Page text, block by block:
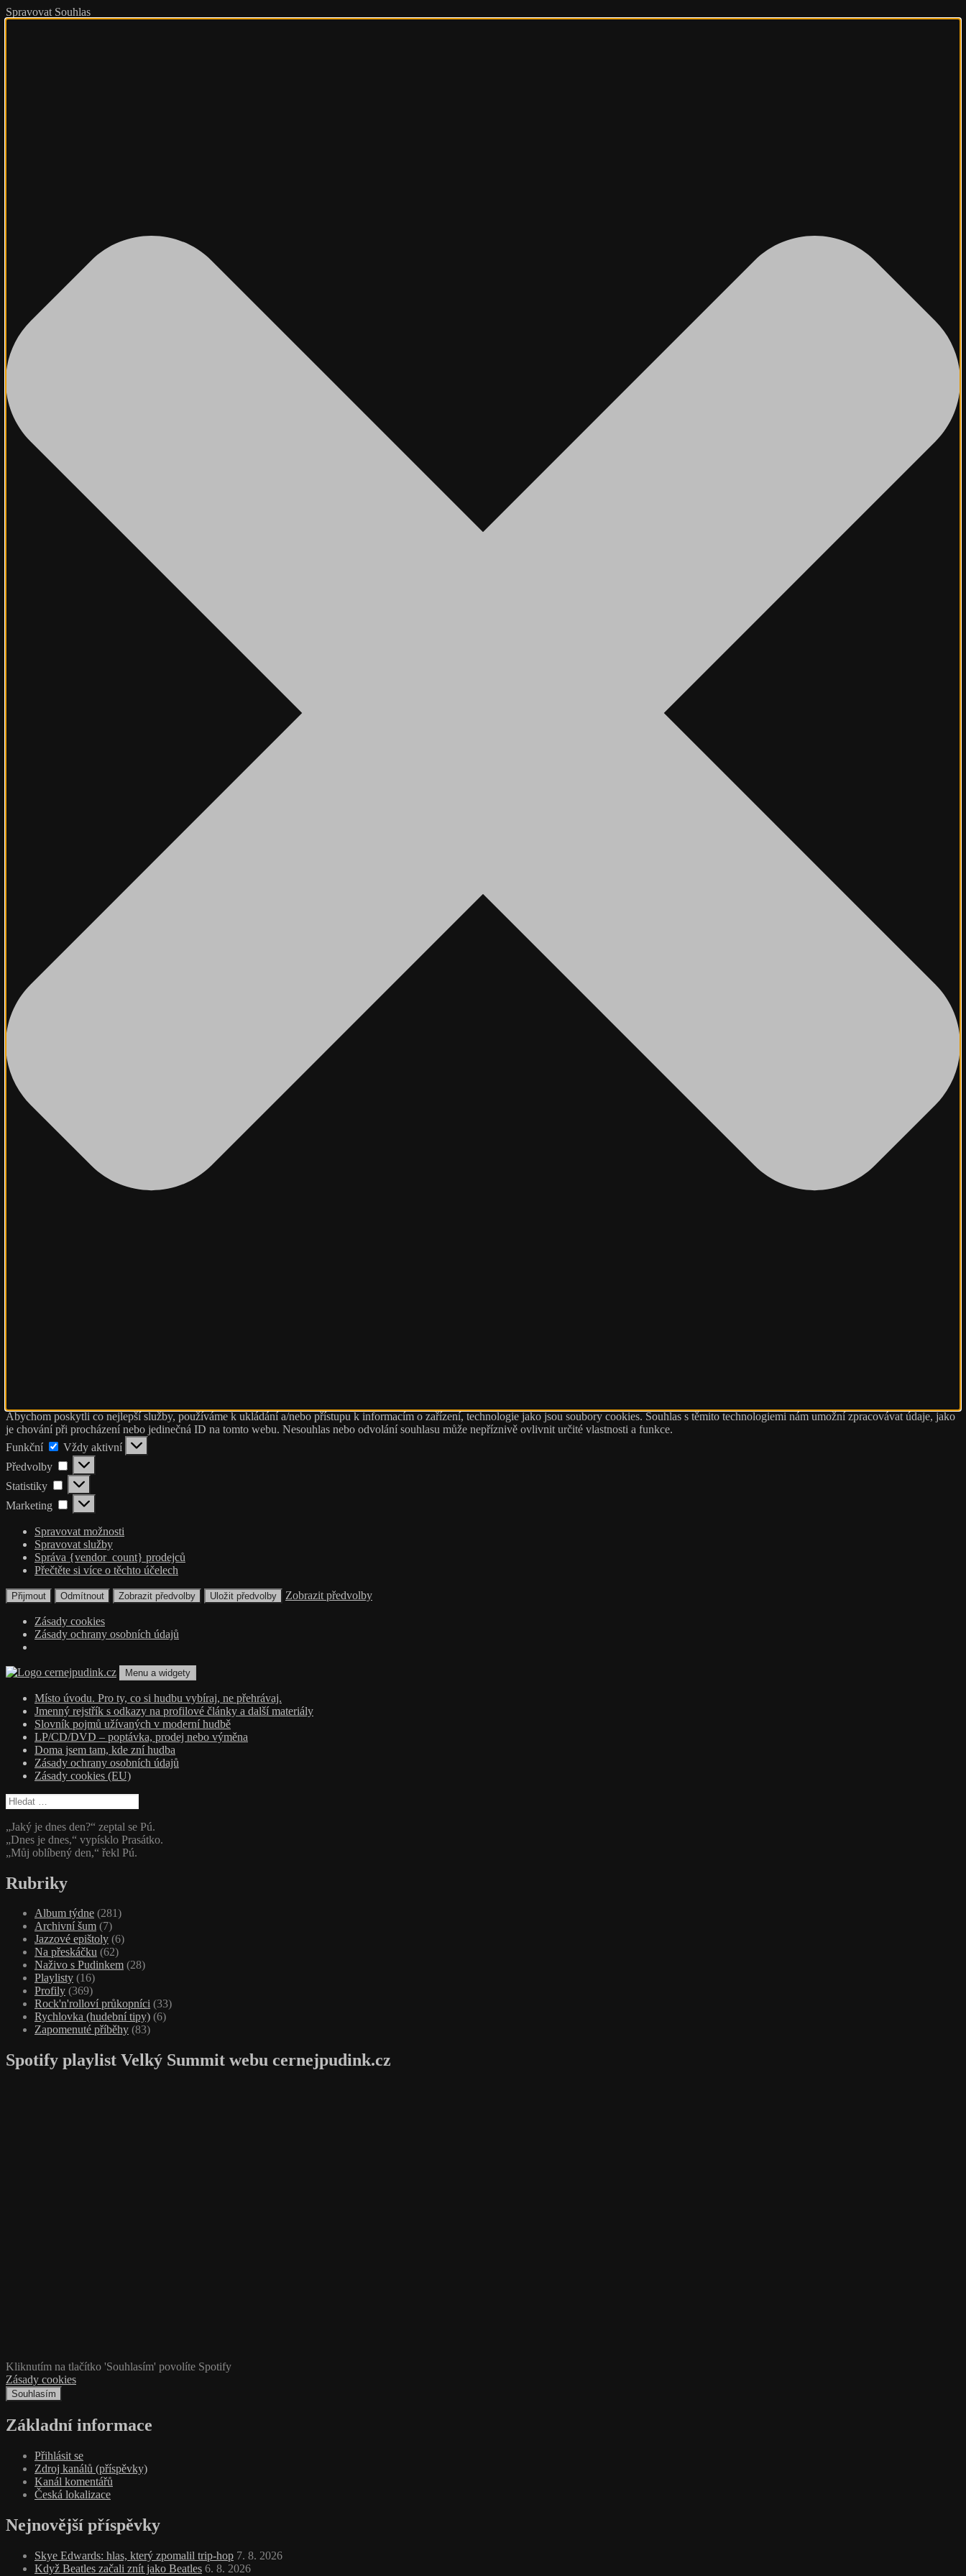
Spravovat Souhlas
Abychom poskytli co nejlepší služby, používáme k ukládání a/nebo přístupu k informacím o zařízení, technologie jako jsou soubory cookies. Souhlas s těmito technologiemi nám umožní zpracovávat údaje, jako
je chování při procházení nebo jedinečná ID na tomto webu. Nesouhlas nebo odvolání souhlasu může nepříznivě ovlivnit určité vlastnosti a funkce.
Funkční
Funkční
Vždy aktivní
Předvolby
Předvolby
Statistiky Statistiky
Marketing Marketing
Spravovat možnosti
Spravovat služby
Správa {vendor_count} prodejců
Přečtěte si více o těchto účelech
Přijmout Odmítnout Zobrazit předvolby Uložit předvolby Zobrazit předvolby
Zásady cookies
Zásady ochrany osobních údajů
Přejít
obsahu
webu
cernejpudink.cz
Hudební magazín o zapomenutých příbězích, jazzu, alternativě a albech s hlubším kontextem
Menu a widgety
Místo úvodu. Pro ty, co si hudbu vybíraj, ne přehrávaj.
Jmenný rejstřík s odkazy na profilové články a další materiály
Slovník pojmů užívaných v moderní hudbě
LP/CD/DVD – poptávka, prodej nebo výměna
Doma jsem tam, kde zní hudba
Zásady ochrany osobních údajů
Zásady cookies (EU)
Vyhledávání
„Jaký je dnes den?“ zeptal se Pú.
„Dnes je dnes,“ vypísklo Prasátko.
„Můj oblíbený den,“ řekl Pú.
Rubriky
Album týdne (281)
Archivní šum (7)
Jazzové epištoly (6)
Na přeskáčku (62)
Naživo s Pudinkem (28)
Playlisty (16)
Profily (369)
Rock'n'rolloví průkopníci (33)
Rychlovka (hudební tipy) (6)
Zapomenuté příběhy (83)
Spotify playlist Velký Summit webu cernejpudink.cz
Kliknutím na tlačítko 'Souhlasím' povolíte Spotify
Zásady cookies
Souhlasím
Základní informace
Přihlásit se
Zdroj kanálů (příspěvky)
Kanál komentářů
Česká lokalizace
Nejnovější příspěvky
Skye Edwards: hlas, který zpomalil trip‑hop 7. 8. 2026
Když Beatles začali znít jako Beatles 6. 8. 2026